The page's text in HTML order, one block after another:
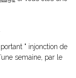
" injonction de
semaine, par le